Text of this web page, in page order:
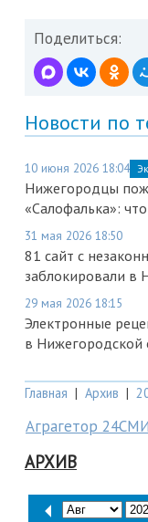
Поделиться:
Новости по
10 июня 2026 18:04
Нижегородцы
«Салофалька»:
31 мая 2026 18:50
81 сайт с
заблокировали в
29 мая 2026 18:15
Электронные
в Нижегородской
Главная | Архив |
Аграгетор 24СМИ
АРХИВ